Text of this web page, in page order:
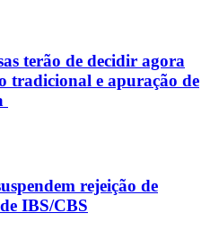
terão de decidir agora
tradicional e apuração de
rejeição de
IBS/CBS